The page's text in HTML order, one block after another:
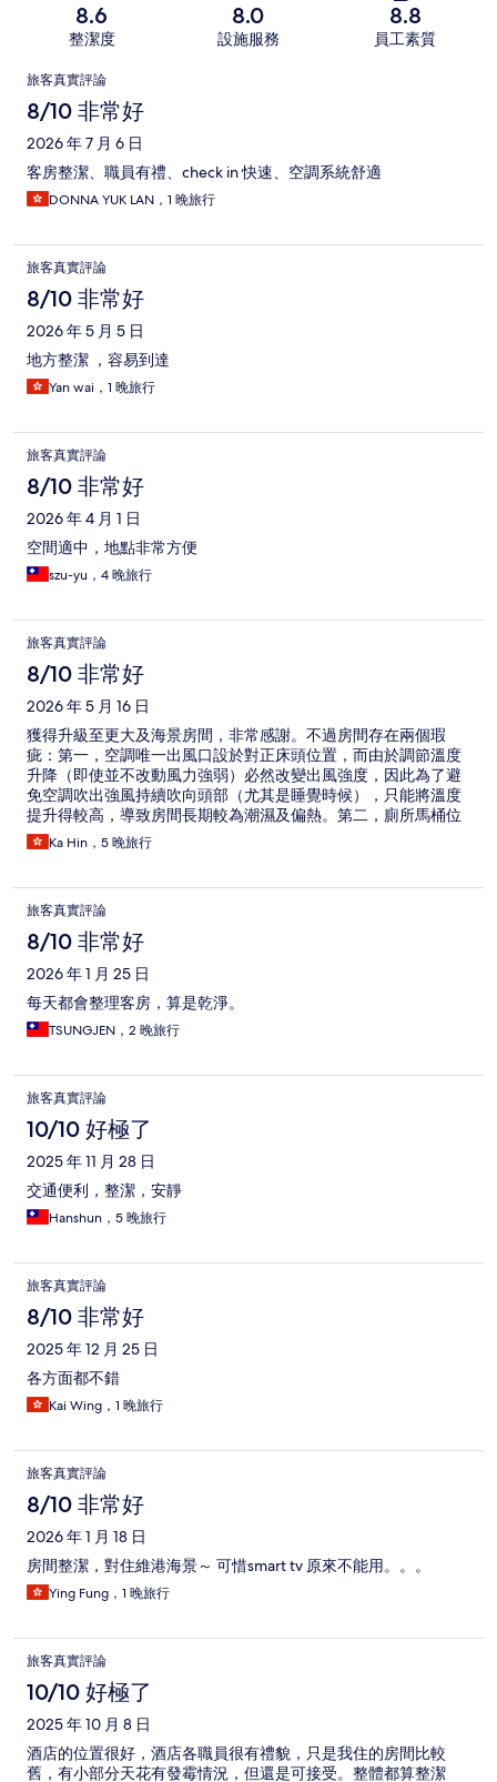
8.6
整潔度
8.0
設施服務
8.8
員工素質
評
論
旅客真實評論
8/10 非常好
2026 年 7 月 6 日
客房整潔、職員有禮、check in 快速、空調系統舒適
DONNA YUK LAN，1 晚旅行
旅客真實評論
8/10 非常好
2026 年 5 月 5 日
地方整潔 ，容易到達
Yan wai，1 晚旅行
旅客真實評論
8/10 非常好
2026 年 4 月 1 日
空間適中，地點非常方便
szu-yu，4 晚旅行
旅客真實評論
8/10 非常好
2026 年 5 月 16 日
獲得升級至更大及海景房間，非常感謝。不過房間存在兩個瑕
疵：第一，空調唯一出風口設於對正床頭位置，而由於調節溫度
升降（即使並不改動風力強弱）必然改變出風強度，因此為了避
免空調吹出強風持續吹向頭部（尤其是睡覺時候），只能將溫度
提升得較高，導致房間長期較為潮濕及偏熱。第二，廁所馬桶位
置太過貼近洗手盆，導致使用馬桶時受洗手盆阻礙。除此以外，
房間狀況令人非常滿意。
Ka Hin，5 晚旅行
旅客真實評論
8/10 非常好
2026 年 1 月 25 日
每天都會整理客房，算是乾淨。
TSUNGJEN，2 晚旅行
旅客真實評論
10/10 好極了
2025 年 11 月 28 日
交通便利，整潔，安靜
Hanshun，5 晚旅行
旅客真實評論
8/10 非常好
2025 年 12 月 25 日
各方面都不錯
Kai Wing，1 晚旅行
旅客真實評論
8/10 非常好
2026 年 1 月 18 日
房間整潔，對住維港海景～ 可惜smart tv 原來不能用。。。
Ying Fung，1 晚旅行
旅客真實評論
10/10 好極了
2025 年 10 月 8 日
酒店的位置很好，酒店各職員很有禮貌，只是我住的房間比較
舊，有小部分天花有發霉情況，但還是可接受。整體都算整潔